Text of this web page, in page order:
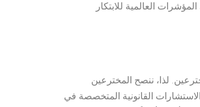
العالمية للابتكار
لذا، ننصح المخترعين
القانونية المتخصصة في